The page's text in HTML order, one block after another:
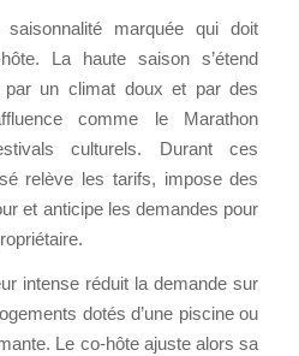
marquée qui doit
La haute saison s’étend
par un climat doux et par des
comme le Marathon
culturels. Durant ces
relève les tarifs, impose des
et anticipe les demandes pour
intense réduit la demande sur
dotés d’une piscine ou
Le co-hôte ajuste alors sa